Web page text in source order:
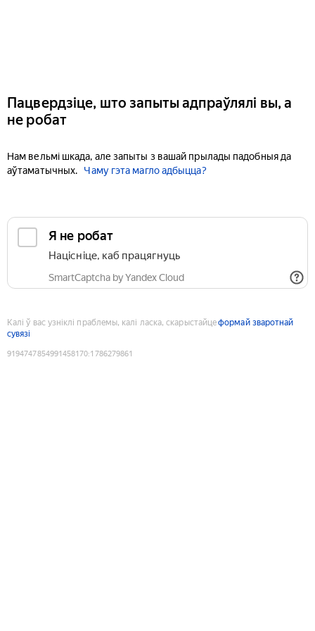
Пацвердзіце, што запыты адпраўлялі вы, а
не робат
Нам вельмі шкада, але запыты з вашай прылады падобныя да
аўтаматычных.
Чаму гэта магло адбыцца?
Я не робат
Націсніце, каб працягнуць
SmartCaptcha by Yandex Cloud
Калі ў вас узніклі праблемы, калі ласка, скарыстайцеформай зваротнай
сувязі
9194747854991458170:1786279861